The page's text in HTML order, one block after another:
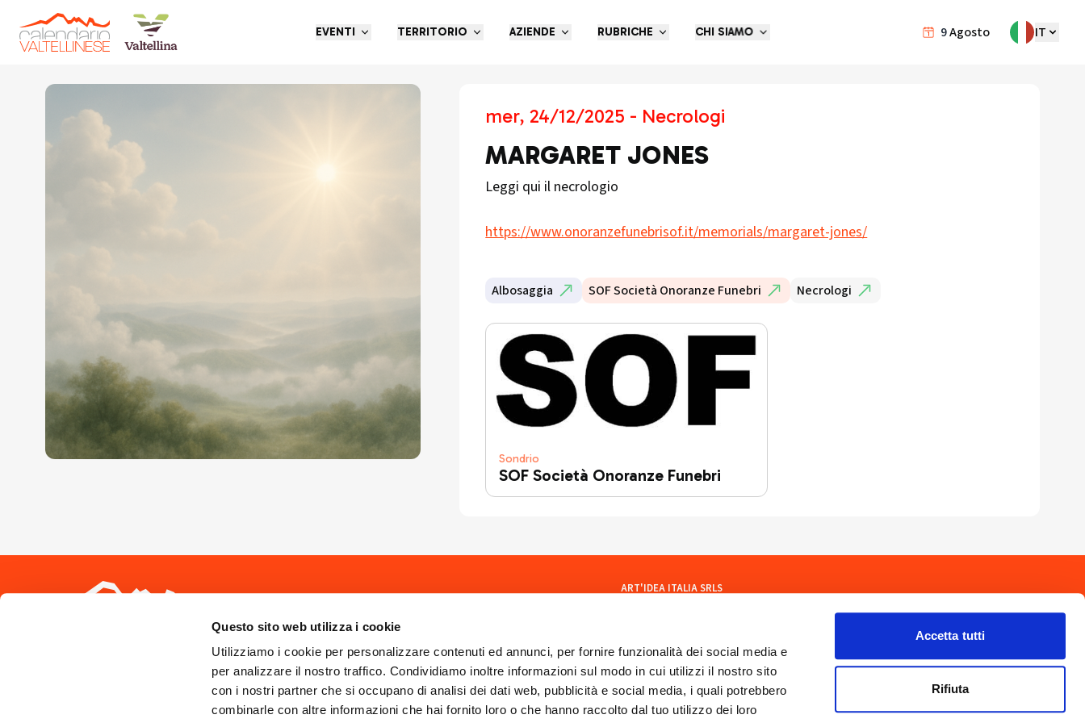
Questo sito web utilizza i cookie
Utilizziamo i cookie per personalizzare contenuti ed annunci, per fornire funzionalità dei social media e
per analizzare il nostro traffico. Condividiamo inoltre informazioni sul modo in cui utilizzi il nostro sito
con i nostri partner che si occupano di analisi dei dati web, pubblicità e social media, i quali potrebbero
combinarle con altre informazioni che hai fornito loro o che hanno raccolto dal tuo utilizzo dei loro
Accetta tutti
Rifiuta
9Agosto IT
EVENTI TERRITORIO AZIENDE RUBRICHE CHI SIAMO
Torna indietro
mer, 24/12/2025 - Necrologi
MARGARET JONES
Leggi qui il necrologio
https://www.onoranzefunebrisof.it/memorials/margaret-jones/
Albosaggia SOF Società Onoranze Funebri Necrologi
Sondrio
SOF Società Onoranze Funebri
Seguici sui social
ART'IDEA ITALIA SRLS
artideaitaliasrls@legalmail.it